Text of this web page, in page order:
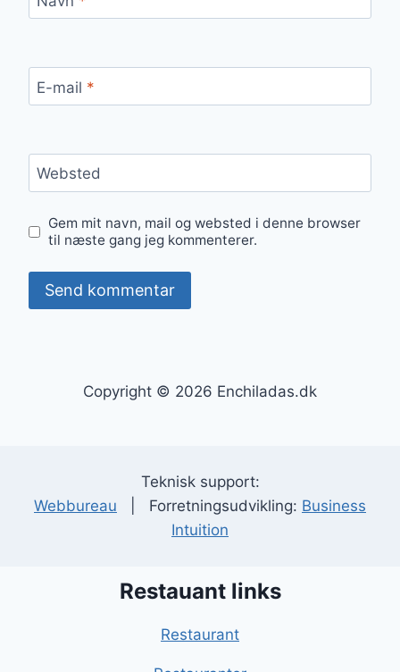
E-mail *
Websted
Gem mit navn, mail og websted i denne browser
til næste gang jeg kommenterer.
Copyright © 2026 Enchiladas.dk
Teknisk support:
Webbureau | Forretningsudvikling: Business
Intuition
Restauant links
Restaurant